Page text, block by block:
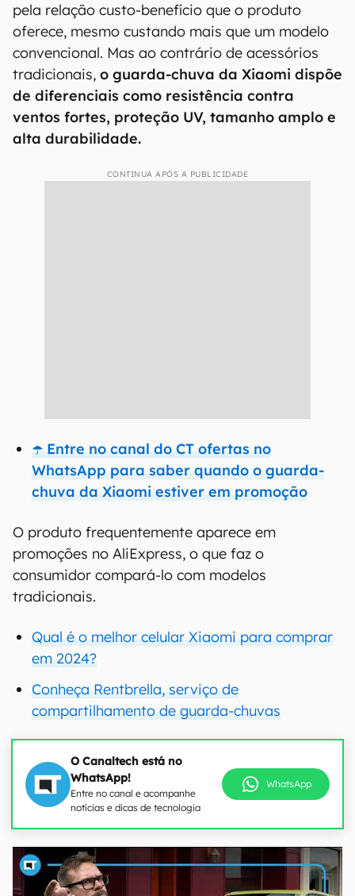
pela relação custo-benefício que o produto
oferece, mesmo custando mais que um modelo
convencional. Mas ao contrário de acessórios
tradicionais, o guarda-chuva da Xiaomi dispõe
de diferenciais como resistência contra
ventos fortes, proteção UV, tamanho amplo e
alta durabilidade.
CONTINUA APÓS A PUBLICIDADE
☂️ Entre no canal do CT ofertas no
WhatsApp para saber quando o guarda-
chuva da Xiaomi estiver em promoção
O produto frequentemente aparece em
promoções no AliExpress, o que faz o
consumidor compará-lo com modelos
tradicionais.
Qual é o melhor celular Xiaomi para comprar
em 2024?
Conheça Rentbrella, serviço de
compartilhamento de guarda-chuvas
O Canaltech está no
WhatsApp!
Entre no canal e acompanhe
notícias e dicas de tecnologia
WhatsApp